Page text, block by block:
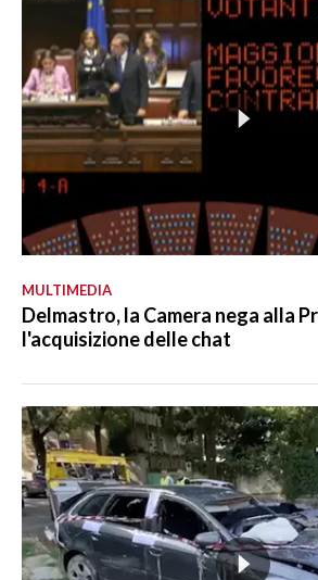
MULTIMEDIA
Delmastro, la Camera nega alla
l'acquisizione delle chat